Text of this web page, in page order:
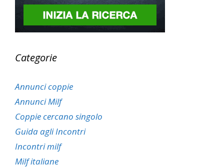
Categorie
Annunci coppie
Annunci Milf
Coppie cercano singolo
Guida agli Incontri
Incontri milf
Milf italiane